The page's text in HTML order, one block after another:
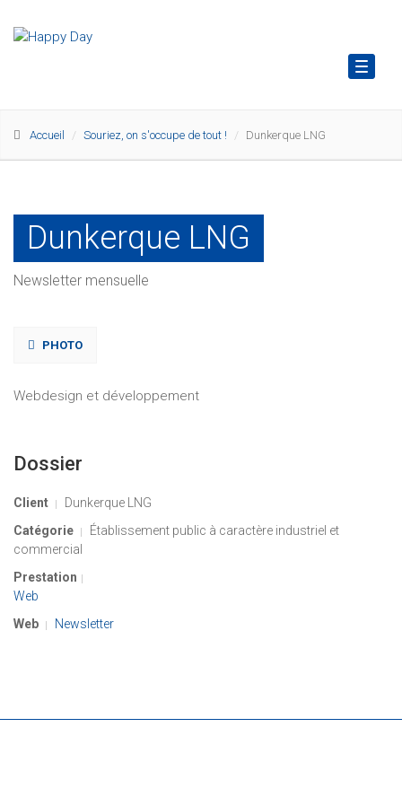
Toggle
Accueil Souriez, on s'occupe de tout ! Dunkerque LNG
Dunkerque LNG
Newsletter mensuelle
PHOTO
Webdesign et développement
Dossier
Client
Dunkerque LNG
Catégorie
Établissement public à caractère industriel et
commercial
Prestation
Web
Web
Newsletter